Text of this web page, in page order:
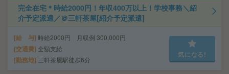
完全在宅＊時給2000円！年収400万以上！学校事務＼紹
介予定派遣／＠三軒茶屋[紹介予定派遣]
給 与 時給2000円 月収例 300,000円
交通費 全額支給
勤務地 三軒茶屋駅徒歩6分
気になる!